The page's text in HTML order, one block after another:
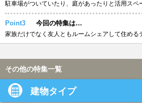
駐車場がついていたり、庭があったりと活用スペ
Point3 今回の特集は…
家族だけでなく友人ともルームシェアして住める
その他の特集一覧
建物タイプ